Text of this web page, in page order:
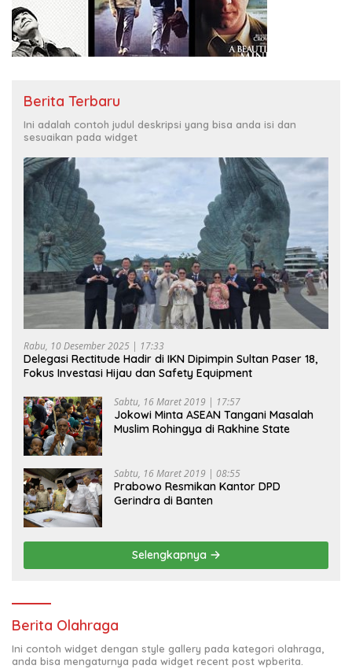
Berita Terbaru
Ini adalah contoh judul deskripsi yang bisa anda isi dan
sesuaikan pada widget
Rabu, 10 Desember 2025 | 17:33
Delegasi Rectitude Hadir di IKN Dipimpin Sultan Paser 18,
Fokus Investasi Hijau dan Safety Equipment
Sabtu, 16 Maret 2019 | 17:57
Jokowi Minta ASEAN Tangani Masalah
Muslim Rohingya di Rakhine State
Sabtu, 16 Maret 2019 | 08:55
Prabowo Resmikan Kantor DPD
Gerindra di Banten
Selengkapnya
Berita Olahraga
Ini contoh widget dengan style gallery pada kategori olahraga,
anda bisa mengaturnya pada widget recent post wpberita.